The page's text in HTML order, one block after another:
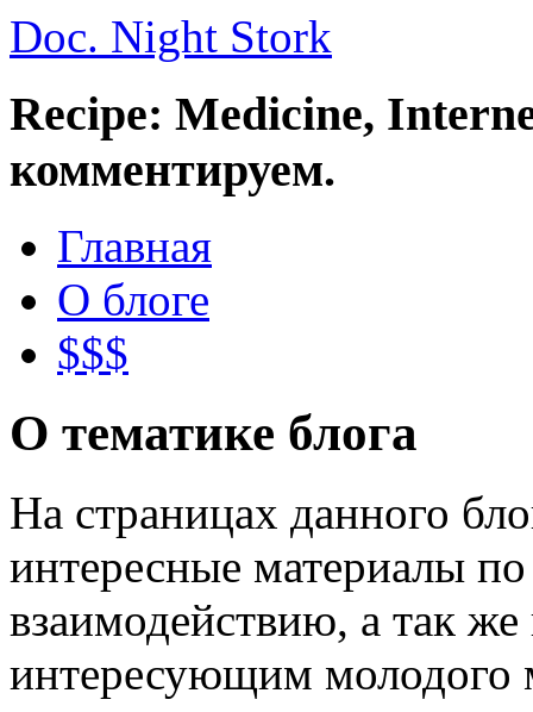
Doc. Night Stork
Recipe: Medicine,
комментируем.
Главная
О блоге
$$$
О тематике блога
На страницах данного
интересные материалы
взаимодействию, а так
интересующим молодого